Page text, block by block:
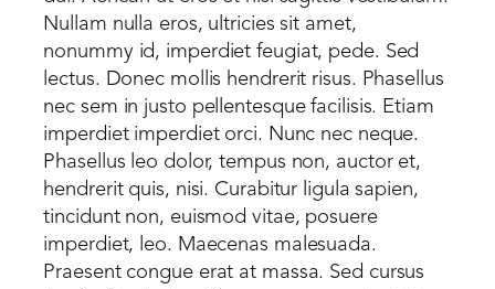
Nullam nulla eros, ultricies sit amet,
nonummy id, imperdiet feugiat, pede. Sed
lectus. Donec mollis hendrerit risus. Phasellus
nec sem in justo pellentesque facilisis. Etiam
imperdiet imperdiet orci. Nunc nec neque.
Phasellus leo dolor, tempus non, auctor et,
hendrerit quis, nisi. Curabitur ligula sapien,
tincidunt non, euismod vitae, posuere
imperdiet, leo. Maecenas malesuada.
Praesent congue erat at massa. Sed cursus